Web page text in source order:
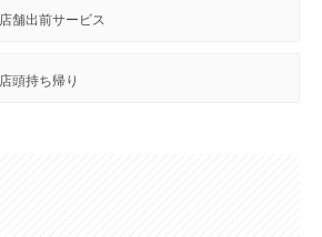
店舗出前サービス
店頭持ち帰り